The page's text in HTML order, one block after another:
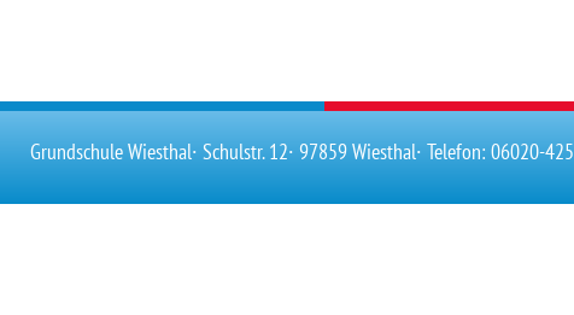
Grundschule Wiesthal∙ Schulstr. 12∙ 97859 Wiesthal∙ Telefon: 06020-425